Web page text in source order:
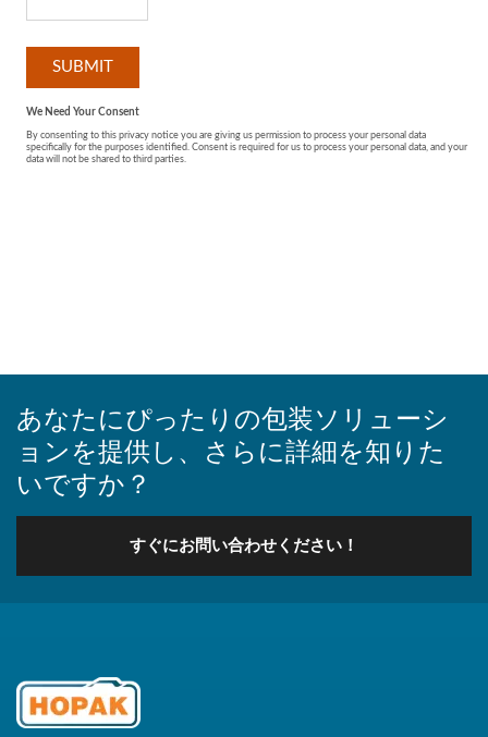
あなたにぴったりの包装ソリューシ
ョンを提供し、さらに詳細を知りた
いですか？
すぐにお問い合わせください！